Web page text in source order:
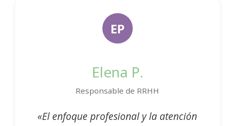
EP
Elena P.
Responsable de RRHH
«El enfoque profesional y la atención